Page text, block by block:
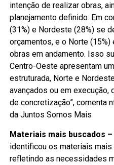
intenção de realizar obras,
planejamento definido. Em
(31%) e Nordeste (28%) se
orçamentos, e o Norte
obras em andamento. Isso
Centro-Oeste apresentam
estruturada, Norte e
avançados ou em execução,
de concretização”, comenta
da Juntos Somos Mais
Materiais mais buscados –
identificou os materiais
refletindo as necessidades